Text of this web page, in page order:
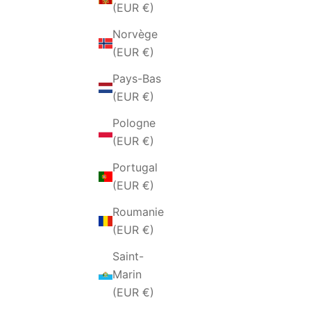
(EUR €)
Norvège
(EUR €)
Pays-Bas
(EUR €)
Pologne
(EUR €)
Portugal
(EUR €)
Roumanie
(EUR €)
Saint-
Marin
(EUR €)
ACIER BLEU
PRIX DE VENTE
€38,00 EUR